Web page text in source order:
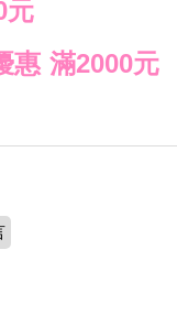
元
惠 滿2000元